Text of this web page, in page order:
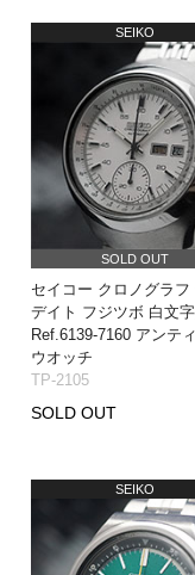
SEIKO
SOLD OUT
セイコー クロノグラフ
デイト フジツボ 白文
Ref.6139-7160 アンテ
ウオッチ
TP-2105
SOLD OUT
SEIKO